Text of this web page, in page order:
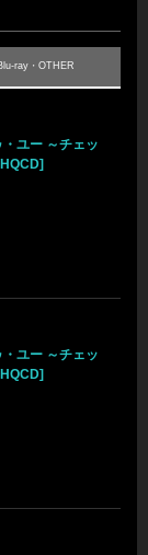
ray・OTHER
ユー ～チェッ
ユー ～チェッ